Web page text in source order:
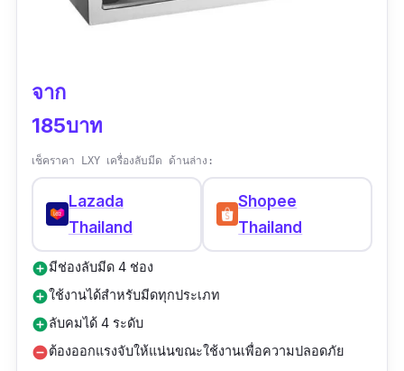
จาก
185บาท
เช็คราคา LXY เครื่องลับมีด ด้านล่าง:
Lazada
Thailand
Shopee
Thailand
add_circleมีช่องลับมีด 4 ช่อง
add_circleใช้งานได้สำหรับมีดทุกประเภท
add_circleลับคมได้ 4 ระดับ
remove_circleต้องออกแรงจับให้แน่นขณะใช้งานเพื่อความปลอดภัย